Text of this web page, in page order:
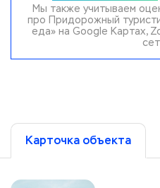
Мы также учитываем
про Придорожный
еда» на Google Картах,
Карточка объекта